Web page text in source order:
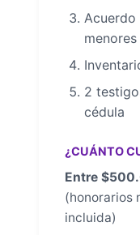
2
cédula
¿CUÁNTO
Entre
(honorarios
incluida)